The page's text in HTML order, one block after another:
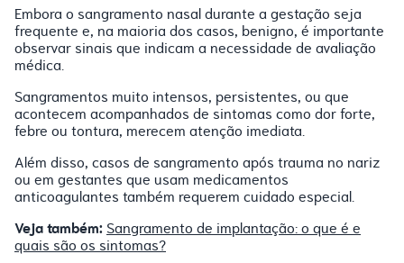
Embora o sangramento nasal durante a gestação seja
frequente e, na maioria dos casos, benigno, é importante
observar sinais que indicam a necessidade de avaliação
médica.
Sangramentos muito intensos, persistentes, ou que
acontecem acompanhados de sintomas como dor forte,
febre ou tontura, merecem atenção imediata.
Além disso, casos de sangramento após trauma no nariz
ou em gestantes que usam medicamentos
anticoagulantes também requerem cuidado especial.
Veja também:Sangramento de implantação: o que é e
quais são os sintomas?